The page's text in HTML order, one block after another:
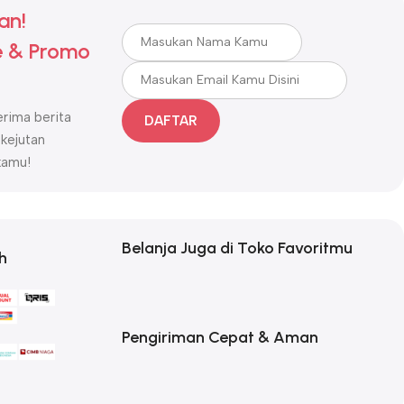
Promo
berita
DAFTAR
Belanja Juga di Toko Favoritmu
Pengiriman Cepat & Aman